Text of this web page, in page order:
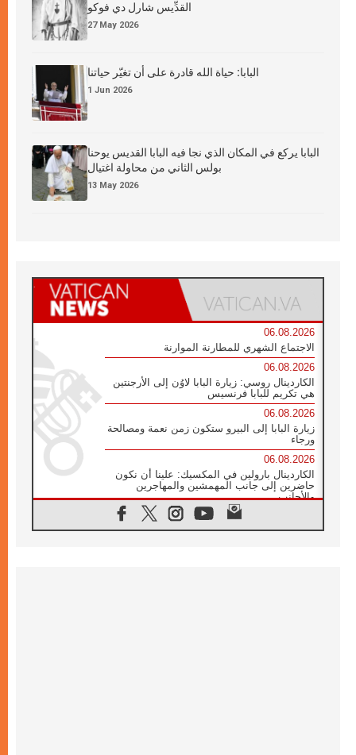
القدِّيس شارل دي فوكو
27 May 2026
البابا: حياة الله قادرة على أن تغيّر حياتنا
1 Jun 2026
البابا يركع في المكان الذي نجا فيه البابا القديس يوحنا
بولس الثاني من محاولة اغتيال
13 May 2026
06.08.2026
الاجتماع الشهري للمطارنة الموارنة
06.08.2026
الكاردينال روسي: زيارة البابا لاوُن إلى الأرجنتين
هي تكريم للبابا فرنسيس
06.08.2026
زيارة البابا إلى البيرو ستكون زمن نعمة ومصالحة
ورجاء
06.08.2026
الكاردينال بارولين في المكسيك: علينا أن نكون
حاضرين إلى جانب المهمشين والمهاجرين
والأجانب
البابا لاوُن الرابع عشر للشباب في أسيزي: